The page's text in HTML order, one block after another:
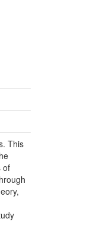
This
of